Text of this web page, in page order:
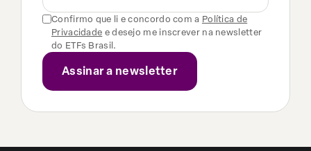
Confirmo que li e concordo com a Política de
Privacidade e desejo me inscrever na newsletter
do ETFs Brasil.